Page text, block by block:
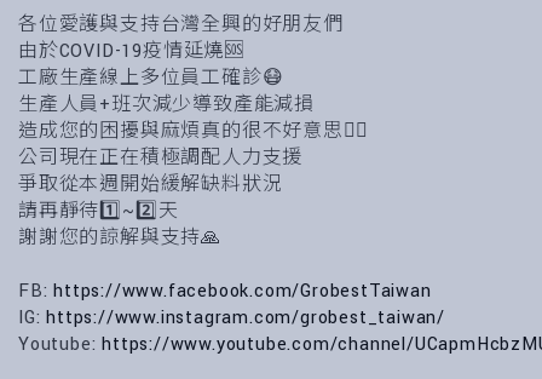
各位愛護與支持台灣全興的好朋友們
由於COVID-19疫情延燒🆘
工廠生產線上多位員工確診😷
生產人員+班次減少導致產能減損
造成您的困擾與麻煩真的很不好意思🙇‍♂️
公司現在正在積極調配人力支援
爭取從本週開始緩解缺料狀況
請再靜待1️⃣~2️⃣天
謝謝您的諒解與支持🙏
FB:https://www.facebook.com/GrobestTaiwan
IG:https://www.instagram.com/grobest_taiwan/
Youtube:https://www.youtube.com/channel/